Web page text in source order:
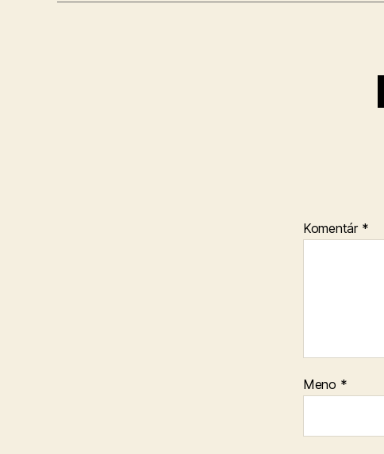
Komentár *
Meno *